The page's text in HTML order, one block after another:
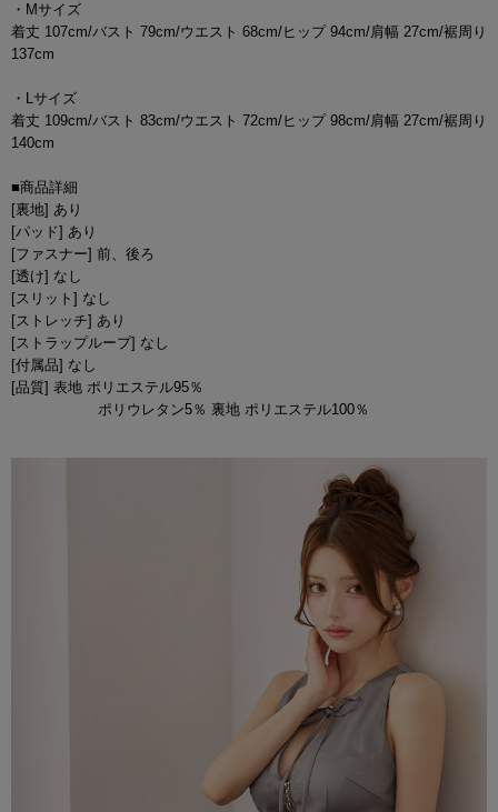
・Mサイズ
着丈 107cm/バスト 79cm/ウエスト 68cm/ヒップ 94cm/肩幅 27cm/裾周り
137cm
・Lサイズ
着丈 109cm/バスト 83cm/ウエスト 72cm/ヒップ 98cm/肩幅 27cm/裾周り
140cm
■商品詳細
[裏地] あり
[パッド] あり
[ファスナー] 前、後ろ
[透け] なし
[スリット] なし
[ストレッチ] あり
[ストラップループ] なし
[付属品] なし
[品質] 表地 ポリエステル95％
ポリウレタン5％ 裏地 ポリエステル100％